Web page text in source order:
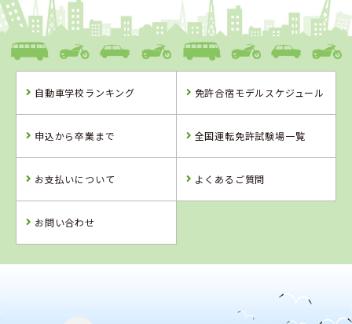
愛媛県
八幡浜自動車教習所
詳 細 予 約
習所
予 約
車学校
自動車学校ランキング 免許合宿モデルスケジュール
申込から卒業まで 全国運転免許試験場一覧
お支払いについて よくあるご質問
お問い合わせ